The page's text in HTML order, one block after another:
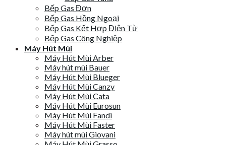
Bếp Gas Đơn
Bếp Gas Hồng Ngoại
Bếp Gas Kết Hợp Điện Từ
Bếp Gas Công Nghiệp
Máy Hút Mùi
Máy Hút Mùi Arber
Máy hút mùi Bauer
Máy Hút Mùi Blueger
Máy Hút Mùi Canzy
Máy Hút Mùi Cata
Máy Hút Mùi Eurosun
Máy Hút Mùi Fandi
Máy Hút Mùi Faster
Máy hút mùi Giovani